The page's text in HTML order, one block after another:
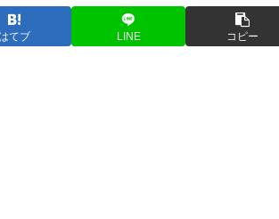
てブ LINE コピー